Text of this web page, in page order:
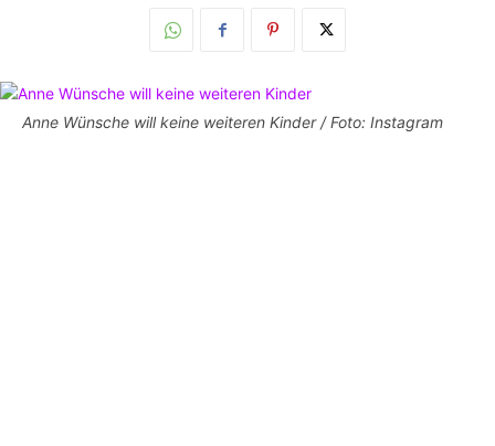
Anne Wünsche will keine weiteren Kinder / Foto: Instagram